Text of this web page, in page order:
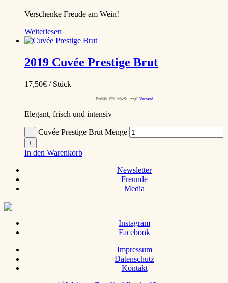
Verschenke Freude am Wein!
Weiterlesen
2019 Cuvée Prestige Brut
17,50€ / Stück
Enthält 19% MwSt. zzgl. Versand
Elegant, frisch und intensiv
– Cuvée Prestige Brut Menge
+
In den Warenkorb
Newsletter
Freunde
Media
Instagram
Facebook
Impressum
Datenschutz
Kontakt